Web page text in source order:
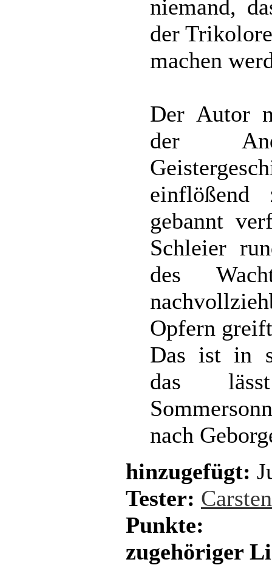
niemand,
der
machen
Der Autor
der
einflößend
gebannt
Schleier
des
Opfern
Das ist in
das
nach
hinzugefügt:
Tester:
Punkte:
zugehöriger